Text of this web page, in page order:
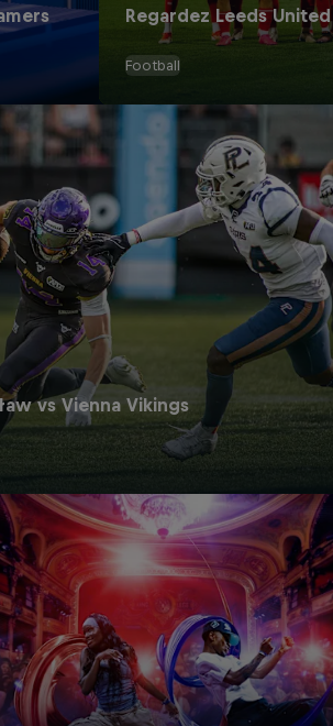
Regardez Leeds
Football
vs Vienna Vikings